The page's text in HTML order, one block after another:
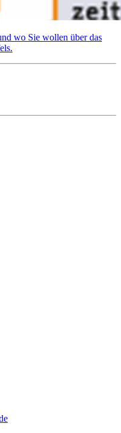
wo Sie wollen über das